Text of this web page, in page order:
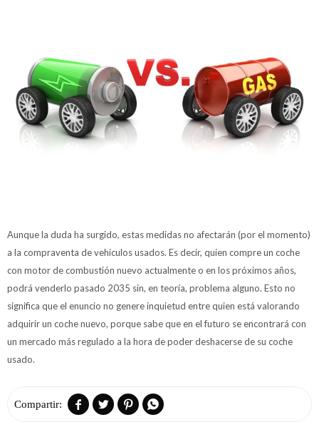
Aunque la duda ha surgido, estas medidas no afectarán (por el momento)
a la compraventa de vehículos usados. Es decir, quien compre un coche
con motor de combustión nuevo actualmente o en los próximos años,
podrá venderlo pasado 2035 sin, en teoría, problema alguno. Esto no
significa que el enuncio no genere inquietud entre quien está valorando
adquirir un coche nuevo, porque sabe que en el futuro se encontrará con
un mercado más regulado a la hora de poder deshacerse de su coche
usado.
   